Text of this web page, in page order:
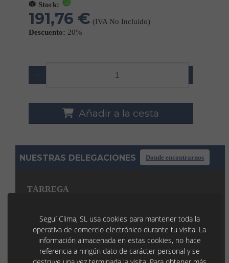
Stock:
191,76 € (IVA No Incluido)
Descuento: 20%
−
Añadir a la cesta
NUESTRAS DELEGACIONES Donde encontrarnos
TÀRREGA
25300 TÀRREGA (Lleida)
973 31 45 53
tarrega@seguiclima.com
De 07:30H a 19:00H
LLEIDA
Seguí Clima, SL usa cookies para mantener toda la
operativa de comercio electrónico durante tu visita. La
información almacenada en estas cookies, no hace
referencia a ningún dato de carácter personal y se